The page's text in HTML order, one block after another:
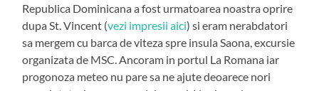
Republica Dominicana a fost urmatoarea noastra oprire
dupa St. Vincent (vezi impresii aici) si eram nerabdatori
sa mergem cu barca de viteza spre insula Saona, excursie
organizata de MSC. Ancoram in portul La Romana iar
progonoza meteo nu pare sa ne ajute deoarece nori